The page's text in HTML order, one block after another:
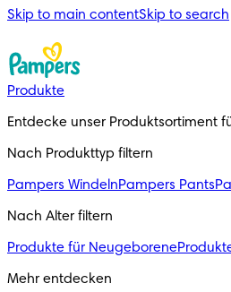
Skip to main contentSkip to search
Produkte
Entdecke unser Produktsortiment
Nach Produkttyp filtern
Pampers WindelnPampers Pants
Nach Alter filtern
Produkte für Neugeborene
Mehr entdecken